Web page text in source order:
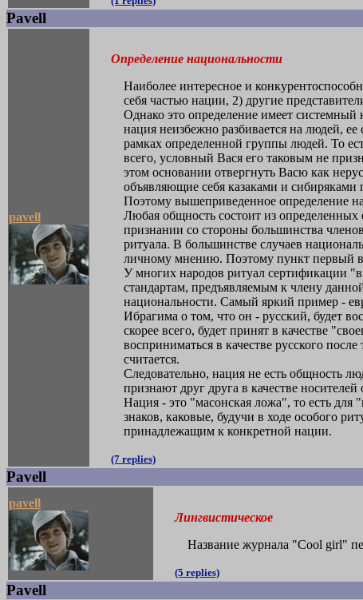
Pavell
pavell
Определение национальности
Наиболее интересное и
себя частью нации, 2) другие
Однако это определение имеет системный
нация неизбежно разбивается на людей,
рамках определенной группы людей. То
всего, условный Вася его таковым не
этом основании отвергнуть Васю как
объявляющие себя казаками и
Поэтому вышеприведенное определение
Любая общность состоит из определенных
признании со стороны большинства
ритуала. В большинстве случаев
личному мнению. Поэтому пункт первый в
У многих народов ритуал сертификации
стандартам, предъявляемым к члену
национальности. Самый яркий пример -
Ибрагима о том, что он - русский, будет
скорее всего, будет принят в качестве
восприниматься в качестве русского
считается.
Следовательно, нация не есть общность
признают друг друга в качестве
Нация - это "масонская ложа", то есть для
знаков, каковые, будучи в ходе особого
принадлежащим к конкретной нации.
(7 replies)
Pavell
pavell
Лингвистическое
Название журнала "Cool girl"
(5 replies)
Pavell